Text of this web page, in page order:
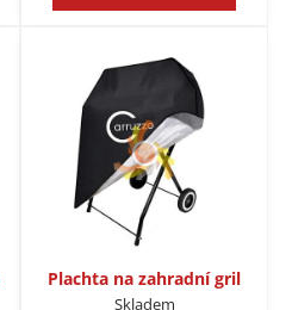
Plachta na zahradní gril
Skladem